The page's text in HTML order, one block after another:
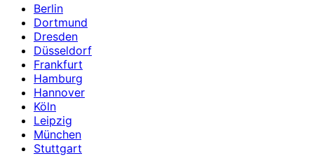
Berlin
Dortmund
Dresden
Düsseldorf
Frankfurt
Hamburg
Hannover
Köln
Leipzig
München
Stuttgart